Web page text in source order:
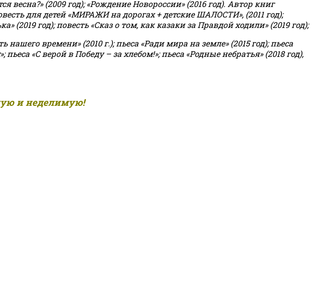
(2009 год); «Рождение Новороссии» (2016 год). Автор книг
для детей «МИРАЖИ на дорогах + детские ШАЛОСТИ», (2011 год);
(2019 год); повесть «Сказ о том, как казаки за Правдой ходили» (2019 год);
времени» (2010 г.); пьеса «Ради мира на земле» (2015 год); пьеса
пьеса «С верой в Победу – за хлебом!»;пьеса «Родные небратья» (2018 год),
и неделимую!